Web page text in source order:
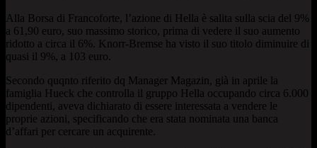
Alla Borsa di Francoforte, l’azione di Hella è salita sulla scia del 9%
a 61,90 euro, suo massimo storico, prima di vedere il suo aumento
ridotto a circa il 6%. Knorr-Bremse ha visto il suo titolo diminuire di
quasi il 9%, a 103 euro.
Secondo quqnto riferito dq Manager Magazin, già in aprile la
famiglia Hueck che controlla il gruppo Hella occupando circa 6.000
dipendenti, aveva dichiarato di essere interessata a vendere le
proprie azioni, specificando che era stata nominata una banca
d’affari per cercare un acquirente.